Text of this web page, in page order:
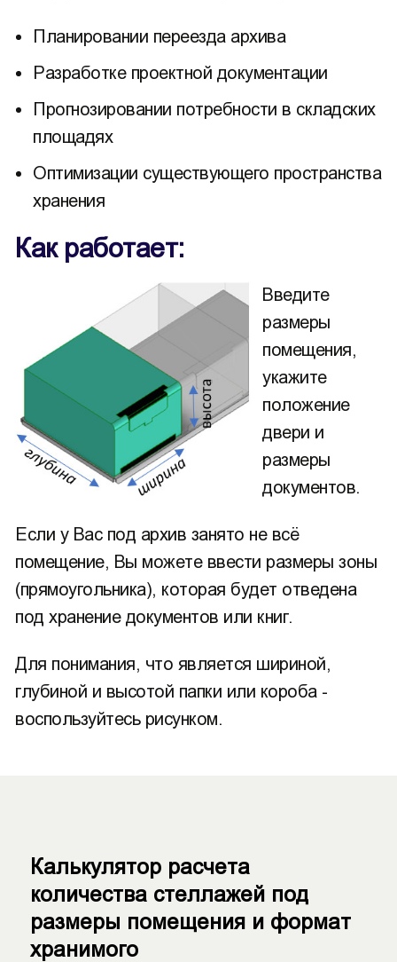
Планировании переезда архива
Разработке проектной документации
Прогнозировании потребности в складских
площадях
Оптимизации существующего пространства
хранения
Как работает:
Введите
размеры
помещения,
укажите
положение
двери и
размеры
документов.
Если у Вас под архив занято не всё
помещение, Вы можете ввести размеры зоны
(прямоугольника), которая будет отведена
под хранение документов или книг.
Для понимания, что является шириной,
глубиной и высотой папки или короба -
воспользуйтесь рисунком.
Калькулятор расчета
количества стеллажей под
размеры помещения и формат
хранимого